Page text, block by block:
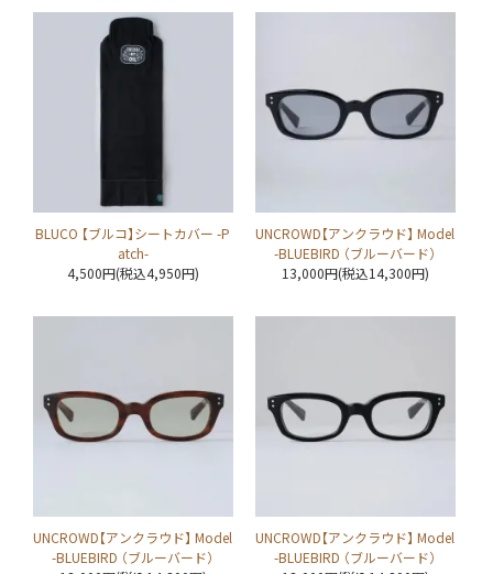
BLUCO 【ブルコ】シートカバー -P
atch-
4,500円(税込4,950円)
UNCROWD【アンクラウド】 Model
-BLUEBIRD （ブルーバード）
13,000円(税込14,300円)
UNCROWD【アンクラウド】 Model
-BLUEBIRD （ブルーバード）
UNCROWD【アンクラウド】 Model
-BLUEBIRD （ブルーバード）